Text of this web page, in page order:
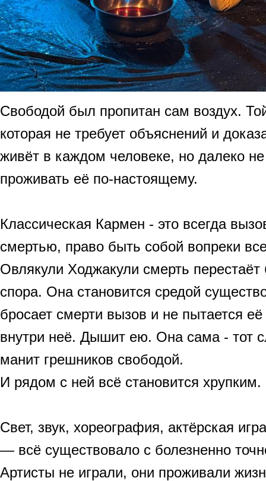
Свободой был пропитан сам воздух.
которая не требует объяснений и
живёт в каждом человеке, но далеко
проживать её по-настоящему.
Классическая Кармен - это всегда
смертью, право быть собой вопреки
Овлякули Ходжакули смерть
спора. Она становится средой
бросает смерти вызов и не пытается
внутри неё. Дышит ею. Она сама - тот
манит грешников свободой.
И рядом с ней всё становится
Свет, звук, хореография, актёрская
— всё существовало с болезненно
Артисты не играли, они проживали